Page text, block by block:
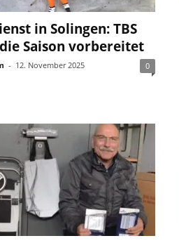
in Solingen: TBS
Saison vorbereitet
- 12. November 2025 0